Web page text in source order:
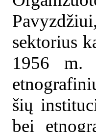
sektorius
1956 m.
šių
bei